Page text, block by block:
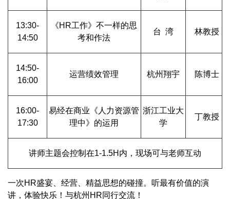
13:30-
14:50
《HR工作》不一样的思
考和作法
台 湾 林教授
14:50-
16:00
运营绩效管理 杭州翔宇 陈博士
16:00-
17:30
易经在商业《人力资源管
理中》的运用
浙江工业大
学
丁教授
讲师主题会控制在1-1.5H内，现场可与老师互动
一次HR盛宴、经营、精益思想的碰撞。听最有价值的演
讲，体验快乐！与杭州HR同行交流！